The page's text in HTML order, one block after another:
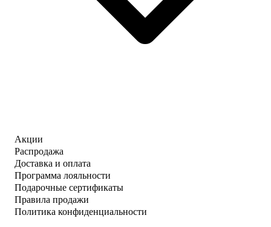
Акции
Распродажа
Доставка и оплата
Программа лояльности
Подарочные сертификаты
Правила продажи
Политика конфиденциальности